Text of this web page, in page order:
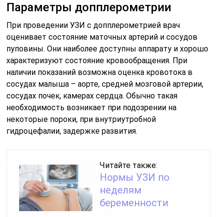
Параметры допплерометрии
При проведении УЗИ с допплерометрией врач
оценивает состояние маточных артерий и сосудов
пуповины. Они наиболее доступны аппарату и хорошо
характеризуют состояние кровообращения. При
наличии показаний возможна оценка кровотока в
сосудах малыша – аорте, средней мозговой артерии,
сосудах почек, камерах сердца. Обычно такая
необходимость возникает при подозрении на
некоторые пороки, при внутриутробной
гидроцефалии, задержке развития.
Читайте также:
Нормы УЗИ по
неделям
беременности